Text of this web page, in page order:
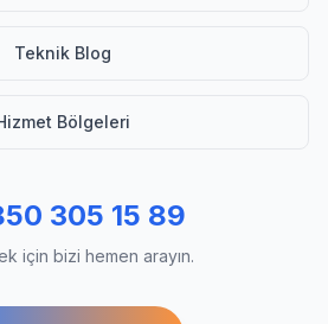
Teknik Blog
Bölgeleri
305 15 89
için bizi hemen arayın.